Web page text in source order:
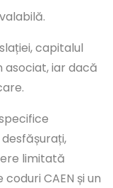
capitalul
asociat, iar dacă
limitată
CAEN și un